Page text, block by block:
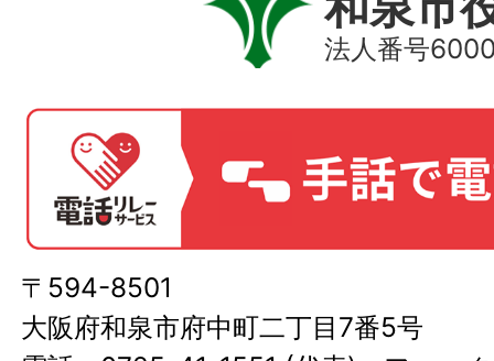
法人番号
〒594-8501
大阪府和泉市府中町二丁目7番5号